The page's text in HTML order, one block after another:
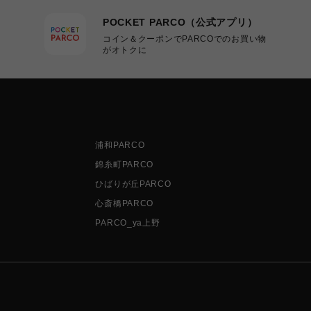
POCKET PARCO（公式アプリ）
コイン＆クーポンでPARCOでのお買い物
がオトクに
浦和PARCO
錦糸町PARCO
ひばりが丘PARCO
心斎橋PARCO
PARCO_ya上野